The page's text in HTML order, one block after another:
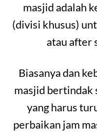
masjid adalah
(divisi khusus)
atau after
Biasanya dan
masjid bertindak
yang harus
perbaikan jam